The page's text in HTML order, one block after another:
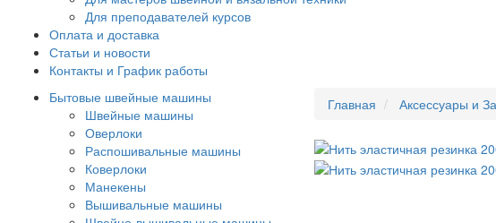
Для преподавателей курсов
Оплата и доставка
Статьи и новости
Контакты и График работы
Бытовые швейные машины
Швейные машины
Оверлоки
Распошивальные машины
Коверлоки
Манекены
Вышивальные машины
Главная Аксессуары и